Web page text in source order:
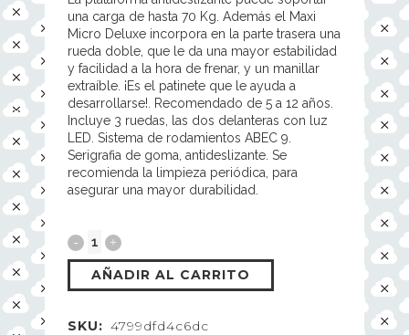
una carga de hasta 70 Kg. Además el Maxi
Micro Deluxe incorpora en la parte trasera una
rueda doble, que le da una mayor estabilidad
y facilidad a la hora de frenar, y un manillar
extraíble. ¡Es el patinete que le ayuda a
desarrollarse!. Recomendado de 5 a 12 años.
Incluye 3 ruedas, las dos delanteras con luz
LED. Sistema de rodamientos ABEC 9.
Serigrafia de goma, antideslizante. Se
recomienda la limpieza periódica, para
asegurar una mayor durabilidad.
AÑADIR AL CARRITO
SKU: 4799dfd4c6dc